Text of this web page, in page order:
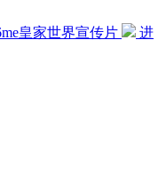
皇家世界宣传片
进